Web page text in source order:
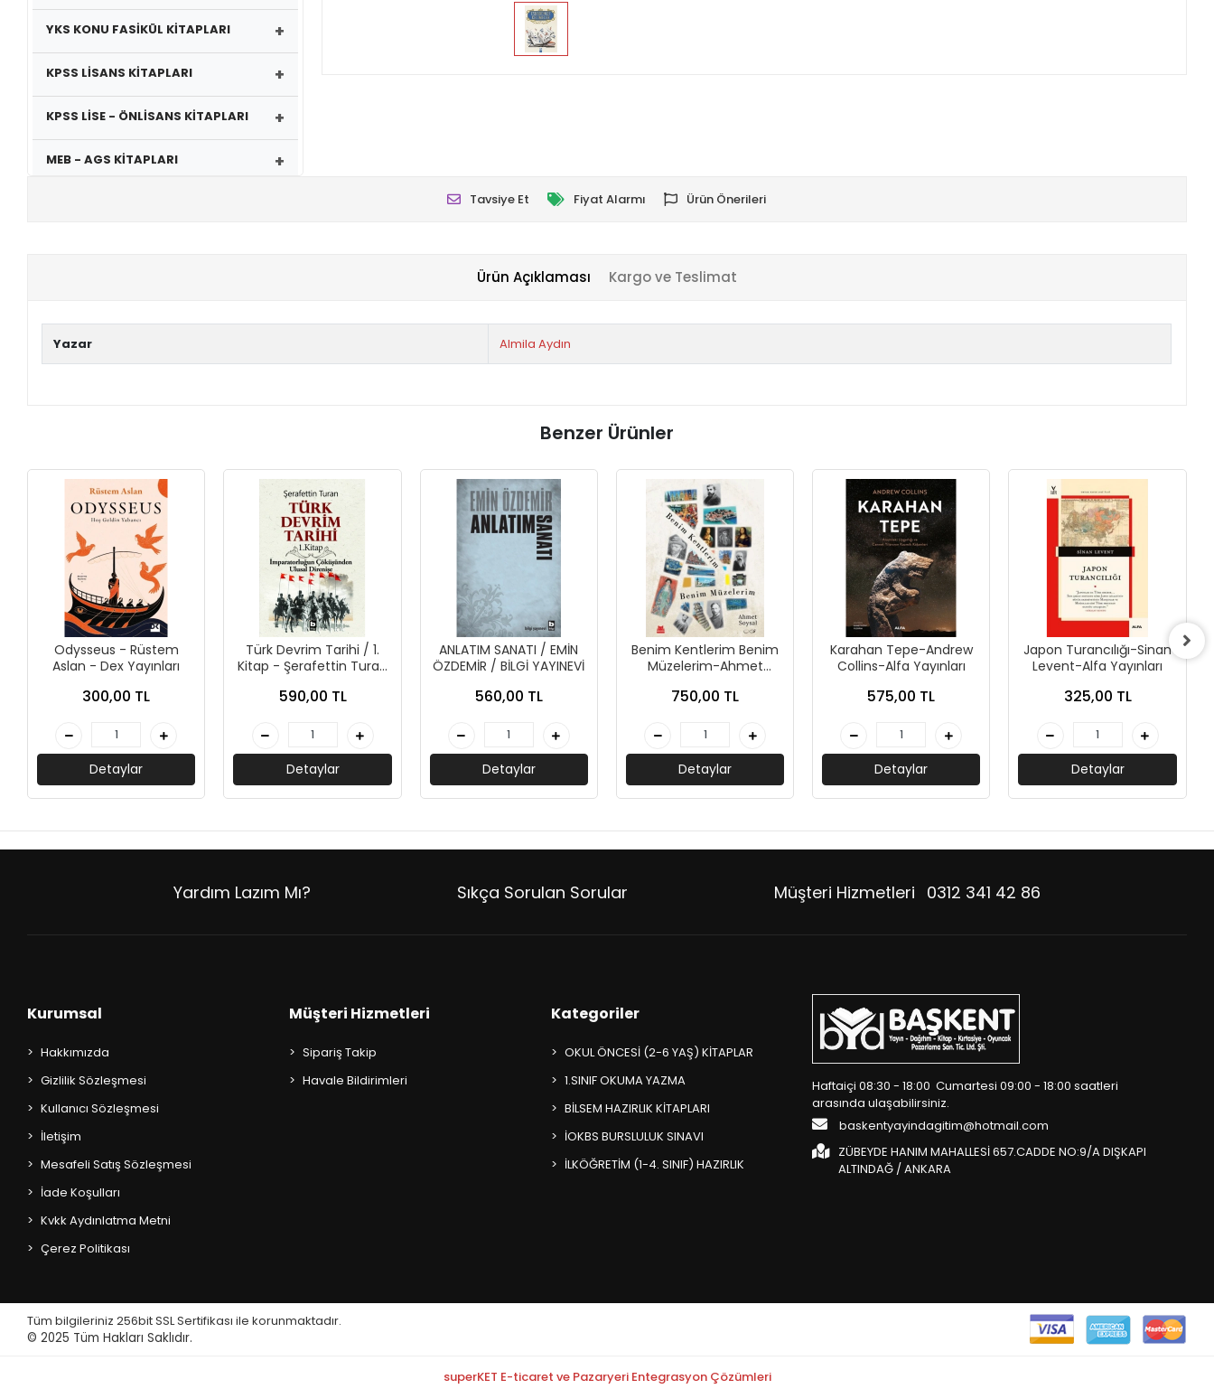
YKS KONU FASİKÜL KİTAPLARI +
KPSS LİSANS KİTAPLARI +
KPSS LİSE - ÖNLİSANS KİTAPLARI +
MEB - AGS KİTAPLARI +
GYS HAZIRLIK KİTAPLARI
SPK HAZIRLIK KİTAPLARI
ÜNİVERSİTE DERS KİTAPLARI +
ROMAN - KÜLTÜR KİTAPLARI +
HİKAYE - ÇOCUK KİTAPLARI +
İNGİLİZCE HİKAYE KİTAPLARI
ALMANCA HİKAYE KİTAPLARI
MANGA - ÇİZGİ ROMAN
SÖZLÜK ÇEŞİTLERİ
KUR'AN-I KERİM - YASİN-İ ŞERİF
Tavsiye Et Fiyat Alarmı Ürün Önerileri
Ürün Açıklaması Kargo ve Teslimat
Yazar Almila Aydın
Benzer Ürünler
Odysseus - Rüstem
Aslan - Dex Yayınları
300,00 TL
Detaylar
Türk Devrim Tarihi / 1.
Kitap - Şerafettin Turan
590,00 TL
Detaylar
ANLATIM SANATI / EMİN
ÖZDEMİR / BİLGİ YAYINEVİ
560,00 TL
Detaylar
Benim Kentlerim Benim
Müzelerim-Ahmet
Yayınevi
750,00 TL
Detaylar
Karahan Tepe-Andrew
Collins-Alfa Yayınları
575,00 TL
Detaylar
Japon Turancılığı-Sinan
Levent-Alfa Yayınları
325,00 TL
Detaylar
Yardım Lazım Mı? Sıkça Sorulan Sorular Müşteri Hizmetleri 0312 341 42 86
Kurumsal
Hakkımızda
Gizlilik Sözleşmesi
Kullanıcı Sözleşmesi
İletişim
Mesafeli Satış Sözleşmesi
İade Koşulları
Kvkk Aydınlatma Metni
Çerez Politikası
Müşteri Hizmetleri
Sipariş Takip
Havale Bildirimleri
Kategoriler
OKUL ÖNCESİ (2-6 YAŞ) KİTAPLAR
1.SINIF OKUMA YAZMA
BİLSEM HAZIRLIK KİTAPLARI
İOKBS BURSLULUK SINAVI
İLKÖĞRETİM (1-4. SINIF) HAZIRLIK
Haftaiçi 08:30 - 18:00 Cumartesi 09:00 - 18:00 saatleri
arasında ulaşabilirsiniz.
baskentyayindagitim@hotmail.com
ZÜBEYDE HANIM MAHALLESİ 657.CADDE NO:9/A DIŞKAPI
ALTINDAĞ / ANKARA
Tüm bilgileriniz 256bit SSL Sertifikası ile korunmaktadır.
© 2025 Tüm Hakları Saklıdır.
superKET E-ticaret ve Pazaryeri Entegrasyon Çözümleri